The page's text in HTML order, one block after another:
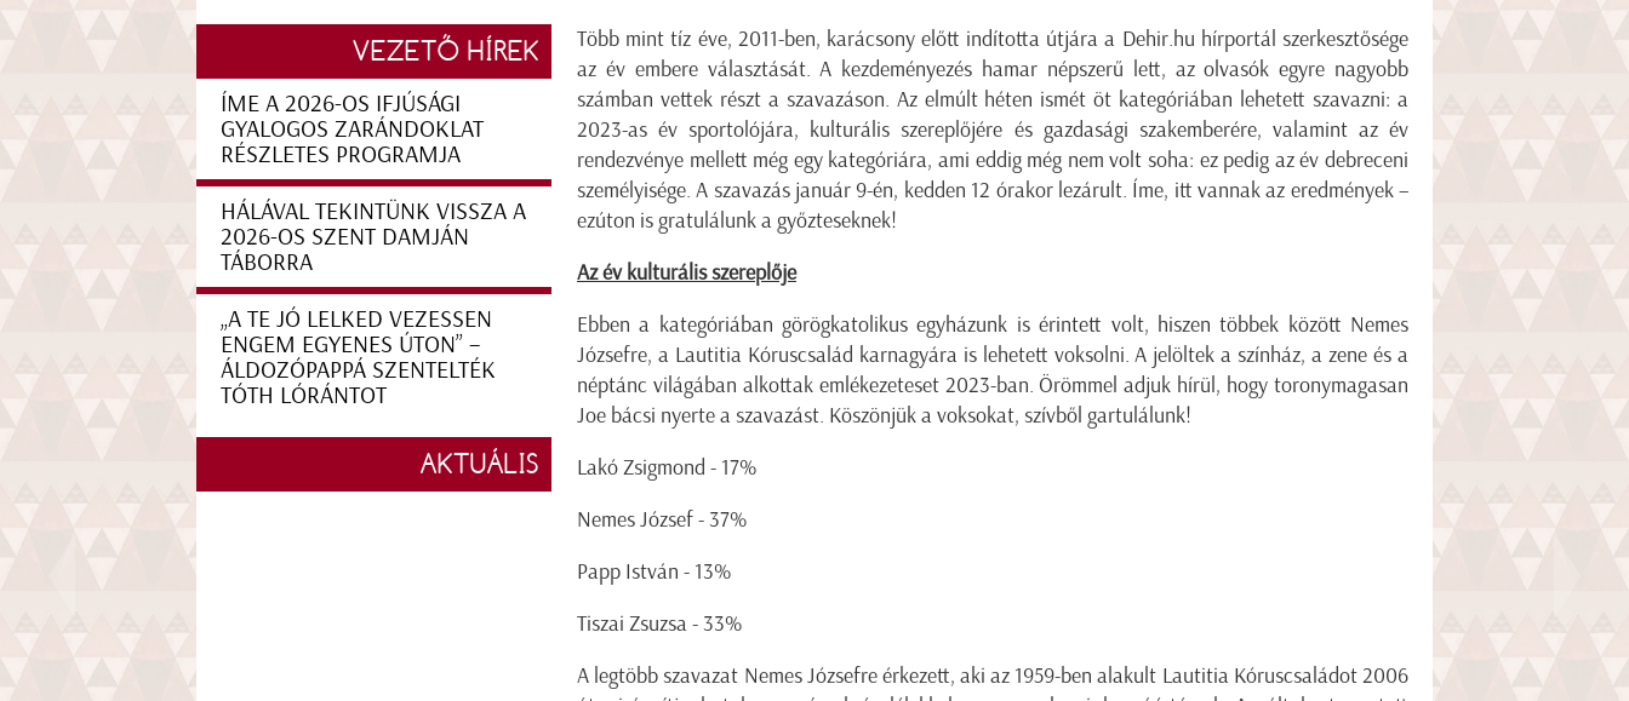
Több mint tíz éve, 2011-ben, karácsony előtt indította útjára a Dehir.hu hírportál szerkesztősége
az év embere választását. A kezdeményezés hamar népszerű lett, az olvasók egyre nagyobb
számban vettek részt a szavazáson. Az elmúlt héten ismét öt kategóriában lehetett szavazni: a
2023-as év sportolójára, kulturális szereplőjére és gazdasági szakemberére, valamint az év
rendezvénye mellett még egy kategóriára, ami eddig még nem volt soha: ez pedig az év debreceni
személyisége. A szavazás január 9-én, kedden 12 órakor lezárult. Íme, itt vannak az eredmények –
ezúton is gratulálunk a győzteseknek!
Az év kulturális szereplője
Ebben a kategóriában görögkatolikus egyházunk is érintett volt, hiszen többek között Nemes
Józsefre, a Lautitia Kóruscsalád karnagyára is lehetett voksolni. A jelöltek a színház, a zene és a
néptánc világában alkottak emlékezeteset 2023-ban. Örömmel adjuk hírül, hogy toronymagasan
Joe bácsi nyerte a szavazást. Köszönjük a voksokat, szívből gartulálunk!
Lakó Zsigmond - 17%
Nemes József - 37%
Papp István - 13%
Tiszai Zsuzsa - 33%
A legtöbb szavazat Nemes Józsefre érkezett, aki az 1959-ben alakult Lautitia Kóruscsaládot 2006
VEZETŐ HÍREK
ÍME A 2026-OS IFJÚSÁGI
GYALOGOS ZARÁNDOKLAT
RÉSZLETES PROGRAMJA
HÁLÁVAL TEKINTÜNK VISSZA A
2026-OS SZENT DAMJÁN
TÁBORRA
„A TE JÓ LELKED VEZESSEN
ENGEM EGYENES ÚTON” –
ÁLDOZÓPAPPÁ SZENTELTÉK
TÓTH LÓRÁNTOT
AKTUÁLIS